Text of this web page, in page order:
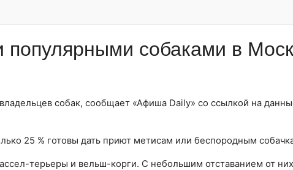
собаками в
собак, сообщает «Афиша Daily» со ссылкой на
25 % готовы дать приют метисам или беспородным
терьеры и вельш-корги. С небольшим отставанием от